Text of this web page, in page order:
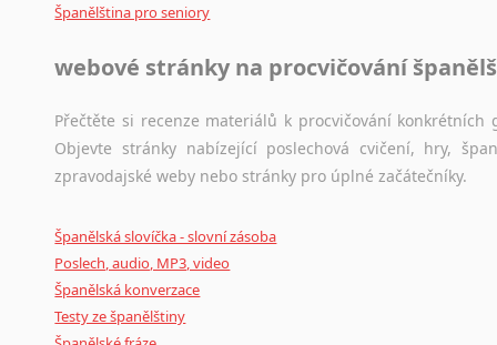
Španělština pro seniory
webové stránky na procvičování
Přečtěte si recenze materiálů k procvičování
Objevte stránky nabízející poslechová cvičení, hry,
zpravodajské weby nebo stránky pro úplné začátečníky.
Španělská slovíčka - slovní zásoba
Poslech, audio, MP3, video
Španělská konverzace
Testy ze španělštiny